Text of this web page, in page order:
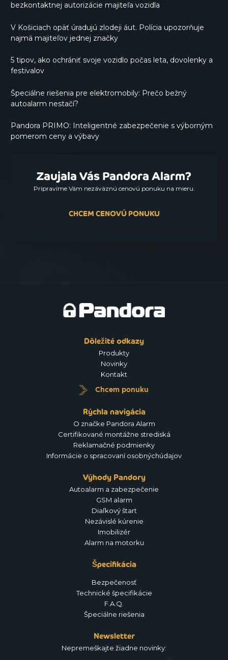
bezkontaktnej autorizácie majiteľa vozidla
V Košiciach opäť úradujú zlodeji áut. Polícia upozorňuje
najmä majiteľov jednej značky
5 tipov, ako ochrániť svoje vozidlo počas leta, dovolenky a
festivalov
Špeciálne riešenia pre elektromobily: Prečo bežný
autoalarm nestačí?
Pandora PRIMO: Inteligentné zabezpečenie s výborným
pomerom ceny a výbavy
Zaujala Vás Pandora Alarm?
Pripravíme Vám nezáväznú cenovú ponuku na mieru.
CHCEM CENOVÚ PONUKU
Dôležité odkazy
Produkty
Novinky
Kontakt
Chcem ponuku
Rýchla navigácia
O značke Pandora Alarm
Certifikované montážne strediská
Reklamačné podmienky
Informácie o spracovaní osobnýchúdajov
Výhody Pandory
Autoalarm a zabezpečenie
GSM alarm
Diaľkový štart
Nezávislé kúrenie
Imobilizér
Alarm na motorku
Špecifikácia
Bezpečenosť
Technické špecifikácie
F.A.Q.
Špeciálne riešenia
Newsletter
Nepremeškajte žiadne novinky: